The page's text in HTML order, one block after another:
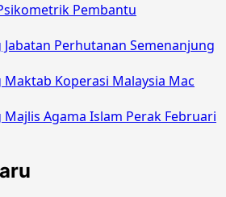
Pembantu
Jabatan Perhutanan Semenanjung
Maktab Koperasi Malaysia Mac
Majlis Agama Islam Perak Februari